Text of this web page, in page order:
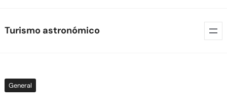
to
Turismo astronómico
General